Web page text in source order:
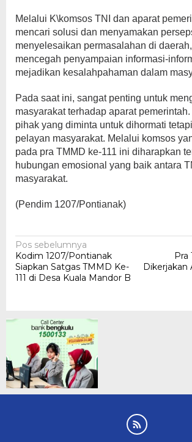
Melalui K\komsos TNI dan aparat
mencari solusi dan menyamakan
menyelesaikan permasalahan di
mencegah penyampaian informasi-
mejadikan kesalahpahaman dalam
Pada saat ini, sangat penting untuk
masyarakat terhadap aparat
pihak yang diminta untuk dihormati
pelayan masyarakat. Melalui komsos
pada pra TMMD ke-111 ini diharapkan
hubungan emosional yang baik antara
masyarakat.
(Pendim 1207/Pontianak)
Navigasi
pos
Pos sebelumnya
Kodim 1207/Pontianak
Siapkan Satgas TMMD Ke-
111 di Desa Kuala Mandor B
Pra